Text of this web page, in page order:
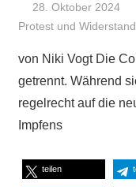
28. Oktober 2024
Protest und Widerstand
von Niki Vogt Die
getrennt. Während
regelrecht auf die
Impfens
teilen